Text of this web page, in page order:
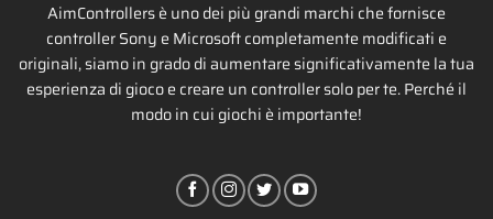
AimControllers è uno dei più grandi marchi che fornisce
controller Sony e Microsoft completamente modificati e
originali, siamo in grado di aumentare significativamente la tua
esperienza di gioco e creare un controller solo per te. Perché il
modo in cui giochi è importante!